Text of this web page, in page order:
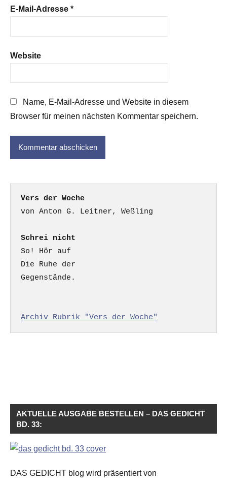
E-Mail-Adresse *
Website
Name, E-Mail-Adresse und Website in diesem
Browser für meinen nächsten Kommentar speichern.
Vers der Woche
Schrei nicht
So! Hör auf
Die Ruhe der
Gegenstände.
Archiv Rubrik "Vers der Woche"
AKTUELLE AUSGABE BESTELLEN – DAS GEDICHT
BD. 33:
DAS GEDICHT blog wird präsentiert von